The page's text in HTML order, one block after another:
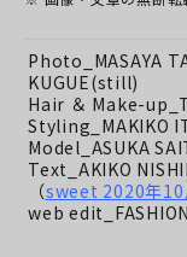
Photo_MASAYA
KUGUE(still)
Hair ＆ Make-
Styling_MAKIKO
Model_ASUKA
Text_AKIKO
（sweet 2020年10
web